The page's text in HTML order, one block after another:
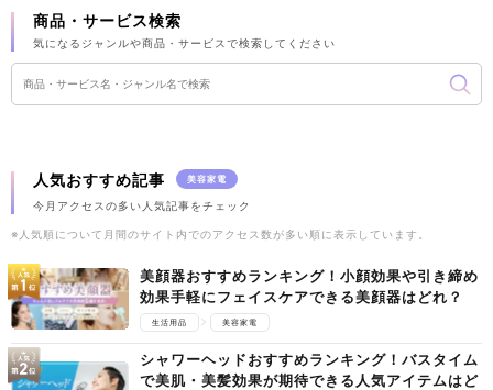
返品
商品・サービス検索
気になるジャンルや商品・サービスで検索してください
人気おすすめ記事 美容家電
今月アクセスの多い人気記事をチェック
※人気順について月間のサイト内でのアクセス数が多い順に表示しています。
美顔器おすすめランキング！小顔効果や引き締め
効果手軽にフェイスケアできる美顔器はどれ？
生活用品 美容家電
シャワーヘッドおすすめランキング！バスタイム
で美肌・美髪効果が期待できる人気アイテムはど